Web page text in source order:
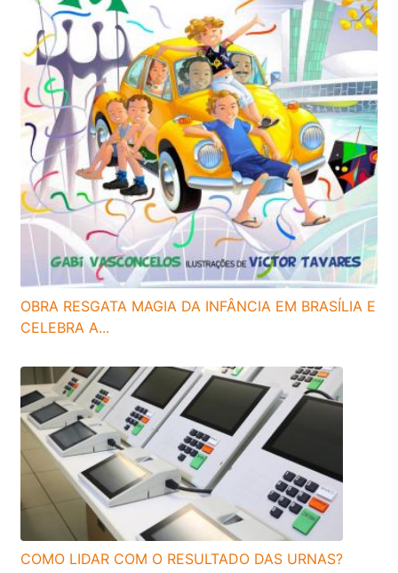
OBRA RESGATA MAGIA DA INFÂNCIA EM BRASÍLIA E
CELEBRA A...
COMO LIDAR COM O RESULTADO DAS URNAS?